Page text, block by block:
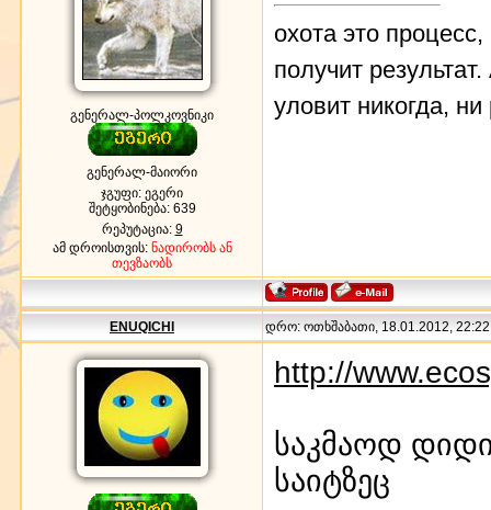
გენერალ-პოლკოვნიკი
გენერალ-მაიორი
ჯგუფი: ეგერი
შეტყობინება: 639
რეპუტაცია: 9
ამ დროისთვის: ნადირობს ან
თევზაობს
охота это
получит
уловит никогда, ни
ENUQICHI დრო: ოთხშაბათი, 18.01.2012,
http://
საკმაოდ
საიტზეც